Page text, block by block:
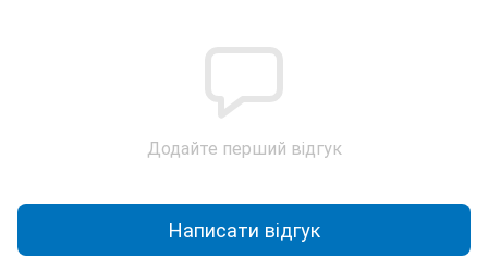
Додайте перший відгук
Написати відгук